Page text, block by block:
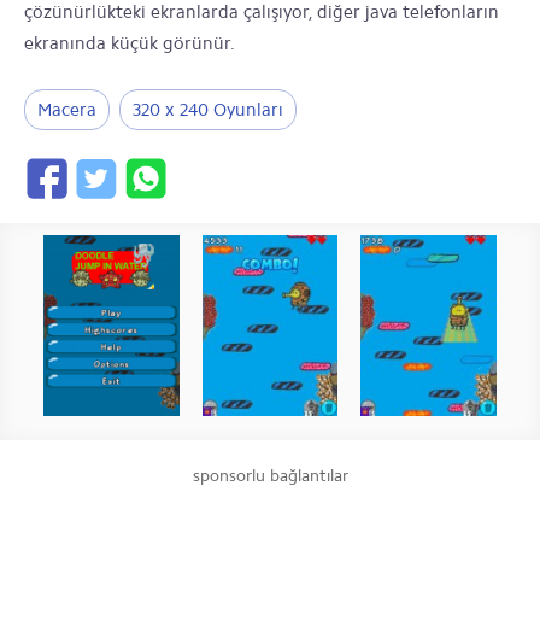
çözünürlükteki ekranlarda çalışıyor, diğer java telefonların
ekranında küçük görünür.
Macera 320 x 240 Oyunları
sponsorlu bağlantılar